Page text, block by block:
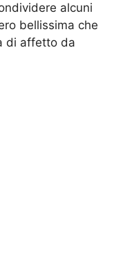
alcuni
bellissima che
di affetto da